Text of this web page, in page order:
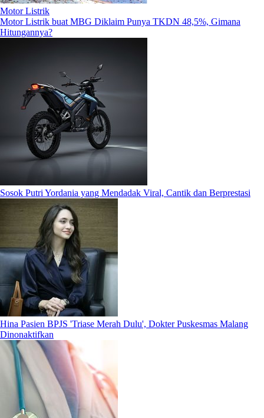
Motor Listrik
Motor Listrik buat MBG Diklaim Punya TKDN 48,5%, Gimana
Hitungannya?
Sosok Putri Yordania yang Mendadak Viral, Cantik dan Berprestasi
Hina Pasien BPJS 'Triase Merah Dulu', Dokter Puskesmas Malang
Dinonaktifkan